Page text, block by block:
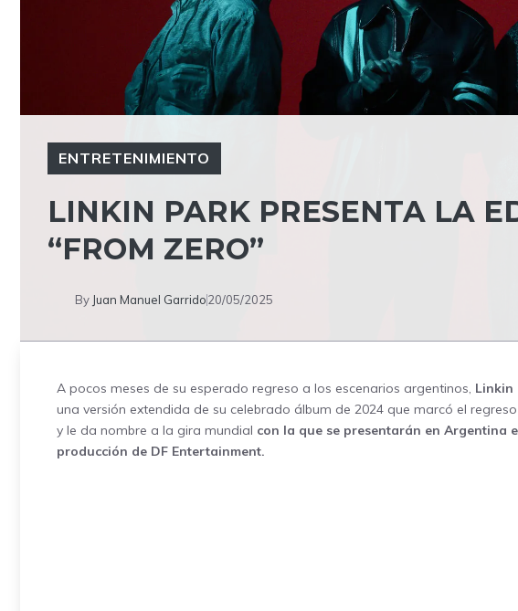
ENTRETENIMIENTO
LINKIN PARK PRESENTA LA
“FROM ZERO”
By Juan Manuel Garrido20/05/2025
A pocos meses de su esperado regreso a los escenarios argentinos, Linkin
una versión extendida de su celebrado álbum de 2024 que marcó el
y le da nombre a la gira mundial con la que se presentarán en Argentina
producción de DF Entertainment.